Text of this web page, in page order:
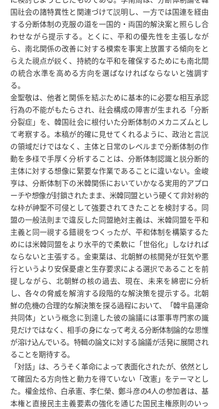
国社会の諸特異性と関連づけて説明し、一方では国連を経由
する分断体制の克服の道を一国的・両国的解決案と照らし合
わせながら提示する。とくに、平和の優先性を主張しなが
ら、南北関係の改善に対する模索を事実上放置する傾向をと
らえた視点が鋭く、持続的な平和を確保するためにも南北間
の統合水準を高める方向を選ばなければならないと強調す
る。
金聖敬は、他者と関係を結ぶために基本的に必要な相互承認
行為の不能がもたらされ、社会構成の障害が生まれる「分断
分裂症」を、韓国社会に根付いた分断体制のメカニズムとし
て考察する。本稿が的確に見せてくれるように、政治と言説
の領域だけではなく、主体と日常のレベルまで分断体制の作
動を多様で手厚く分析することは、分断体制認識と脱分断的
主体に対する想像に緊要な作業であることに違いない。金峻
亨は、分断体制下の米韓関係においていかなる実用的アプロ
ーチや想像が封鎖されたまま、米韓同盟という硬くて非対称的
な枠が神聖不可侵として強要されてきたことを検討する。同
盟の一般法則まで違反した同盟絶対主義は、米韓同盟を平和
主義と同一視する錯視をつくったが、平和体制を構築するた
めには米韓同盟をより水平的で柔軟に「世俗化」しなければ
ならないと主張する。金東葉は、北朝鮮の核開発が狂気や悪
行というより安保憂慮と生存要求による選択であることを前
提しながら、北朝鮮の核の過去、現在、未来を綿密に分析
し、各々の脅威を解消する段階的な解決策を提示する。北朝
鮮の危機の合理的な解決策を探る過程において、「韓半島運命
共同体」という概念に到達した彼の論議には軍事専門家の識
見だけではなく、相手の身になって考える分断体制論的な思惟
が溶け込んでいる。特輯の論文に対する論議が活発に展開され
ることを期待する。
「対話」は、ろうそく革命によって表面化されたが、依然とし
て確固たる方向性と動力を得ていない「改憲」をテーマとし
た。權金炫伶、白承憲、李仁榮、鄭斗彦の4人の参加者は、基
本権と直接民主主義要素の強化を通じた国民主権原則のいっ